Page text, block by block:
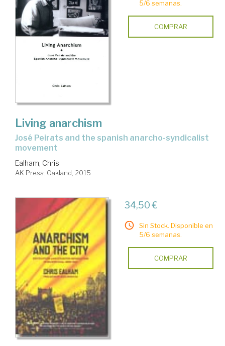
5/6 semanas.
COMPRAR
Living anarchism
José Peirats and the spanish anarcho-syndicalist
movement
Ealham, Chris
AK Press. Oakland, 2015
34,50 €
Sin Stock. Disponible en
5/6 semanas.
COMPRAR